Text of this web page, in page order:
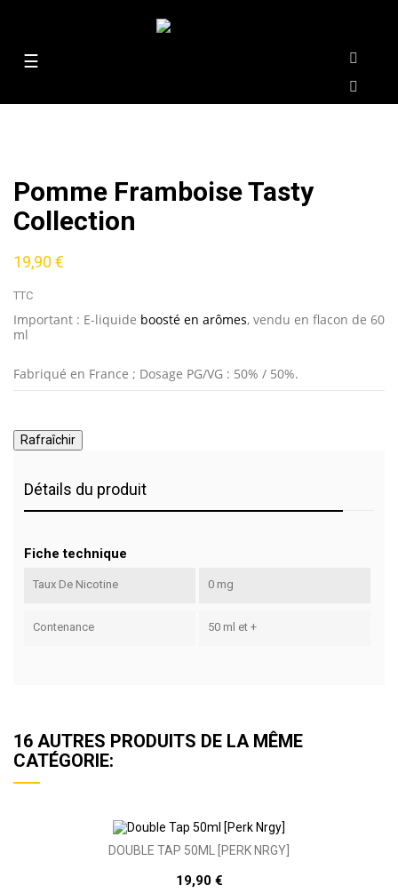
Basculer
☰
Pomme Framboise Tasty
Collection
19,90 €
TTC
Important : E-liquide boosté en arômes, vendu en flacon de 60
ml
Fabriqué en France ; Dosage PG/VG : 50% / 50%.
Détails du produit
Fiche technique
Taux De Nicotine 0 mg
Contenance 50 ml et +
16 AUTRES PRODUITS DE LA MÊME
CATÉGORIE:
DOUBLE TAP 50ML [PERK NRGY]
19,90 €